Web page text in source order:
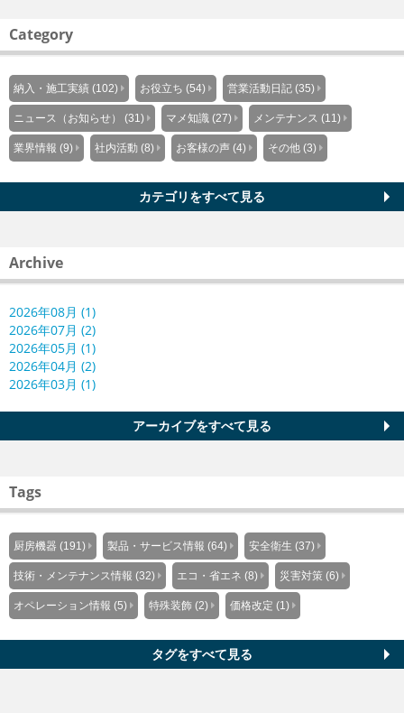
Category
納入・施工実績 (102) お役立ち (54) 営業活動日記 (35)
ニュース（お知らせ） (31) マメ知識 (27) メンテナンス (11)
業界情報 (9) 社内活動 (8) お客様の声 (4) その他 (3)
カテゴリをすべて見る
Archive
2026年08月 (1)
2026年07月 (2)
2026年05月 (1)
2026年04月 (2)
2026年03月 (1)
アーカイブをすべて見る
Tags
厨房機器 (191) 製品・サービス情報 (64) 安全衛生 (37)
技術・メンテナンス情報 (32) エコ・省エネ (8) 災害対策 (6)
オペレーション情報 (5) 特殊装飾 (2) 価格改定 (1)
タグをすべて見る